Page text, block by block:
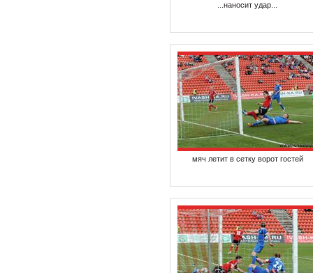
...наносит удар...
мяч летит в сетку ворот гостей